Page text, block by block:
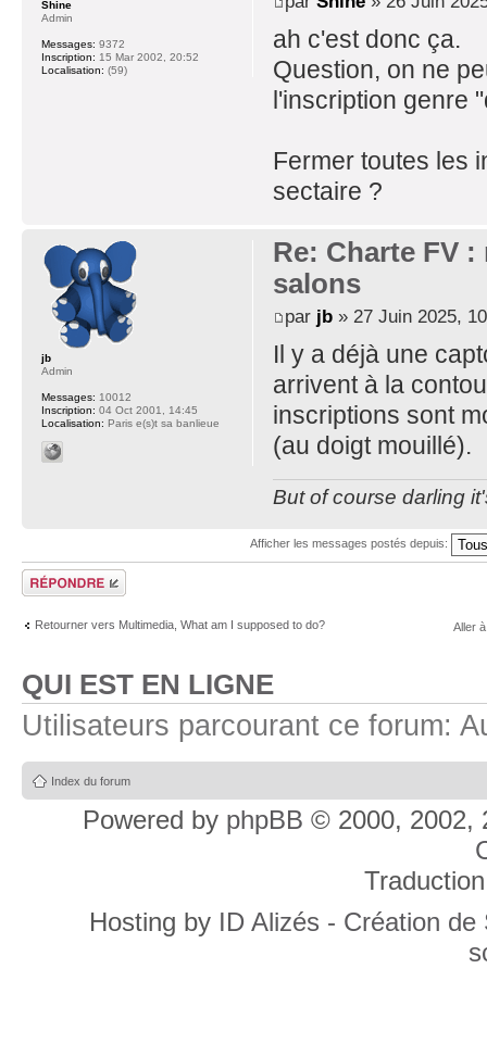
ah c'est donc ça.
Question, on ne
l'inscription genre
Fermer toutes les
sectaire ?
Shine
Admin
Messages: 9372
Inscription: 15 Mar 2002, 20:52
Localisation: (59)
Re: Charte FV
salons
par jb» 27 Juin 2025,
Il y a déjà une
arrivent à la
inscriptions sont
(au doigt mouillé).
But of course darling
jb
Admin
Messages: 10012
Inscription: 04 Oct 2001, 14:45
Localisation: Paris e(s)t sa banlieue
Afficher les messages postés depuis:
Répondre
Retourner vers Multimedia, What am I supposed to do? Aller
QUI EST EN LIGNE
Utilisateurs parcourant ce forum:
Index du forum
Powered by phpBB © 2000, 2002,
Hosting by ID Alizés - Création